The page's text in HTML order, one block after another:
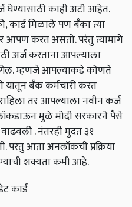
घेण्यासाठी काही अटी आहेत.
,कार्ड मिळाले पण बँका त्या
आपण करत असतो. परंतु त्यामागे
अर्ज करताना आपल्याला
लागेल. म्हणजे आपल्याकडे कोणते
यातून बँक कर्मचारी करत
तर आपल्याला नवीन कर्ज
मुळे मोदी सरकारने पैसे
. नंतरही मुदत ३१
परंतु आता अनलॉकची प्रक्रिया
शक्यता कमी आहे.
कार्ड